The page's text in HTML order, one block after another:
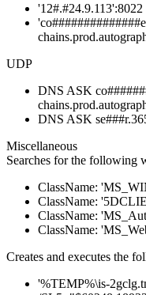
'12#.#24.9.113':8022
UDP
DNS ASK
DNS ASK
Miscellaneous
Searches for the following
ClassName:
ClassName:
ClassName:
ClassName:
Creates and executes the
'%TEMP%\is-